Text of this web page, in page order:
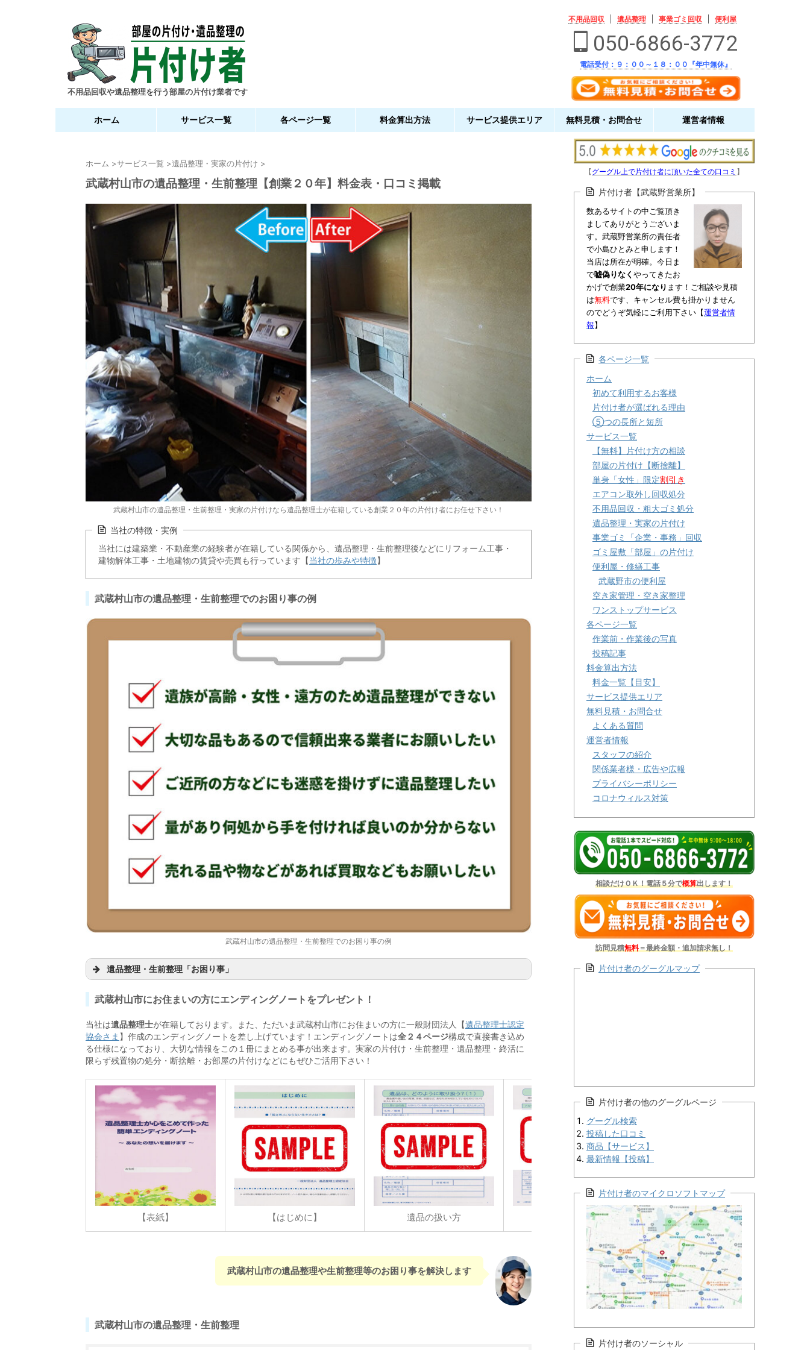
不用品回収や遺品整理を行う部屋の片付け業者です
不用品回収 遺品整理 事業ゴミ回収 便利屋
050-6866-3772
電話受付：９：００～１８：００『年中無休』
ホーム サービス一覧 各ページ一覧 料金算出方法 サービス提供エリア 無料見積・お問合せ 運営者情報
ホーム >サービス一覧 >遺品整理・実家の片付け >
武蔵村山市の遺品整理・生前整理【創業２０年】料金表・口コミ掲載
武蔵村山市の遺品整理・生前整理・実家の片付けなら遺品整理士が在籍している創業２０年の片付け者にお任せ下さい！
当社の特徴・実例
当社には建築業・不動産業の経験者が在籍している関係から、遺品整理・生前整理後などにリフォーム工事・
建物解体工事・土地建物の賃貸や売買も行っています【当社の歩みや特徴】
武蔵村山市の遺品整理・生前整理でのお困り事の例
武蔵村山市の遺品整理・生前整理でのお困り事の例
遺品整理・生前整理「お困り事」
家を売却するので遺品を処分したい
一軒家の遺品整理を一括で頼みたい
故人が残した空家の相談にのって欲しい
早急に片付けたいが人手がない
武蔵村山市にお住まいの方にエンディングノートをプレゼント！
当社は遺品整理士が在籍しております。また、ただいま武蔵村山市にお住まいの方に一般財団法人【遺品整理士認定
協会さま 】作成のエンディングノートを差し上げています！エンディングノートは全２４ページ構成で直接書き込め
る仕様になっており、大切な情報をこの１冊にまとめる事が出来ます。実家の片付け・生前整理・遺品整理・終活に
限らず残置物の処分・断捨離・お部屋の片付けなどにもぜひご活用下さい！
【表紙】 【はじめに】 遺品の扱い方 アカウント情報
武蔵村山市の遺品整理や生前整理等のお困り事を解決します
武蔵村山市の遺品整理・生前整理
【グーグル上で片付け者に頂いた全ての口コミ 】
片付け者【武蔵野営業所】
数あるサイトの中ご覧頂き
ましてありがとうございま
す。武蔵野営業所の責任者
で小島ひとみと申します！
当店は所在が明確。今日ま
で嘘偽りなく やってきたお
かげで創業20年になり ます！ご相談や見積
は無料です、キャンセル費も掛かりません
のでどうぞ気軽にご利用下さい【運営者情
報】
各ページ一覧
ホーム
初めて利用するお客様
片付け者が選ばれる理由
⑤つの長所と短所
サービス一覧
【無料】片付け方の相談
部屋の片付け【断捨離】
単身「女性」限定割引き
エアコン取外し回収処分
不用品回収・粗大ゴミ処分
遺品整理・実家の片付け
事業ゴミ「企業・事務」回収
ゴミ屋敷「部屋」の片付け
便利屋・修繕工事
武蔵野市の便利屋
空き家管理・空き家整理
ワンストップサービス
各ページ一覧
作業前・作業後の写真
投稿記事
料金算出方法
料金一覧【目安】
サービス提供エリア
無料見積・お問合せ
よくある質問
運営者情報
スタッフの紹介
関係業者様・広告や広報
プライバシーポリシー
コロナウィルス対策
相談だけＯＫ！電話５分で概算出します！
訪問見積無料＝最終金額・追加請求無し！
片付け者のグーグルマップ
片付け者の他のグーグルページ
グーグル検索
投稿した口コミ
商品【サービス】
最新情報【投稿】
片付け者のマイクロソフトマップ
片付け者のソーシャル